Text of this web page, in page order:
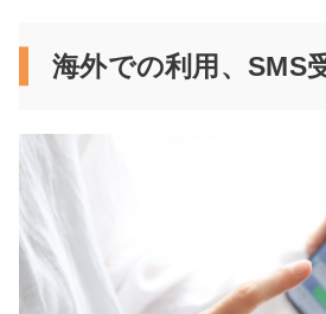
海外での利用、SMS